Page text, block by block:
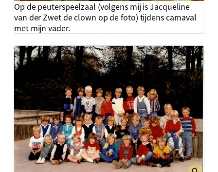
Op de peuterspeelzaal (volgens mij is Jacqueline
van der Zwet de clown op de foto) tijdens carnaval
met mijn vader.